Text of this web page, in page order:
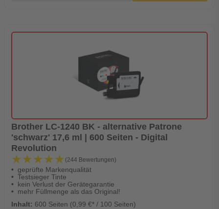
Brother LC-1240 BK - alternative Patrone
'schwarz' 17,6 ml | 600 Seiten - Digital
Revolution
★★★★★
★★★★★ (244 Bewertungen)
geprüfte Markenqualität
Testsieger Tinte
kein Verlust der Gerätegarantie
mehr Füllmenge als das Original!
Inhalt: 600 Seiten (0,99 €* / 100 Seiten)